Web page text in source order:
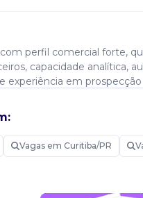
perfil comercial forte,
capacidade analítica,
experiência em
e calculadora hp12c.
ou via
áreas de investimento
Vagas em Curitiba/PR